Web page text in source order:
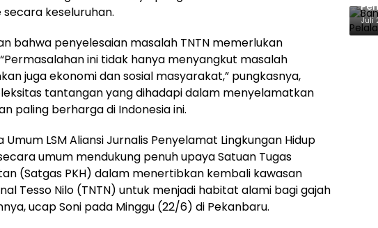
secara keseluruhan.
bahwa penyelesaian masalah TNTN memerlukan
ini tidak hanya menyangkut masalah
juga ekonomi dan sosial masyarakat,” pungkasnya,
tantangan yang dihadapi dalam menyelamatkan
paling berharga di Indonesia ini.
LSM Aliansi Jurnalis Penyelamat Lingkungan Hidup
“secara umum mendukung penuh upaya Satuan Tugas
(Satgas PKH) dalam menertibkan kembali kawasan
Tesso Nilo (TNTN) untuk menjadi habitat alami bagi gajah
ucap Soni pada Minggu (22/6) di Pekanbaru.
Juli